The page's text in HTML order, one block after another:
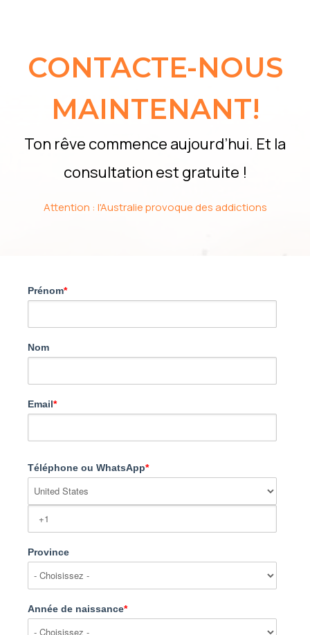
CONTACTE-NOUS
MAINTENANT!
Ton rêve commence aujourd’hui. Et la
consultation est gratuite !
Attention : l'Australie provoque des addictions
Prénom*
Nom
Email*
Téléphone ou WhatsApp*
Province
Année de naissance*